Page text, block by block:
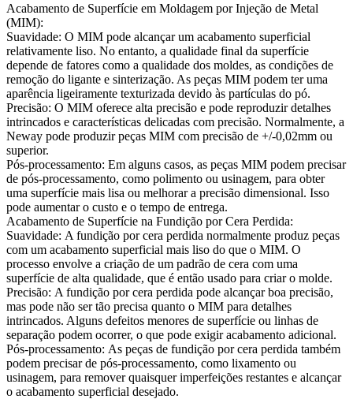
Acabamento de Superfície em Moldagem por Injeção de Metal
(MIM):
Suavidade: O MIM pode alcançar um acabamento superficial
relativamente liso. No entanto, a qualidade final da superfície
depende de fatores como a qualidade dos moldes, as condições de
remoção do ligante e sinterização. As peças MIM podem ter uma
aparência ligeiramente texturizada devido às partículas do pó.
Precisão: O MIM oferece alta precisão e pode reproduzir detalhes
intrincados e características delicadas com precisão. Normalmente, a
Neway pode produzir peças MIM com precisão de +/-0,02mm ou
superior.
Pós-processamento: Em alguns casos, as peças MIM podem precisar
de pós-processamento, como polimento ou usinagem, para obter
uma superfície mais lisa ou melhorar a precisão dimensional. Isso
pode aumentar o custo e o tempo de entrega.
Acabamento de Superfície na Fundição por Cera Perdida:
Suavidade: A fundição por cera perdida normalmente produz peças
com um acabamento superficial mais liso do que o MIM. O
processo envolve a criação de um padrão de cera com uma
superfície de alta qualidade, que é então usado para criar o molde.
Precisão: A fundição por cera perdida pode alcançar boa precisão,
mas pode não ser tão precisa quanto o MIM para detalhes
intrincados. Alguns defeitos menores de superfície ou linhas de
separação podem ocorrer, o que pode exigir acabamento adicional.
Pós-processamento: As peças de fundição por cera perdida também
podem precisar de pós-processamento, como lixamento ou
usinagem, para remover quaisquer imperfeições restantes e alcançar
o acabamento superficial desejado.